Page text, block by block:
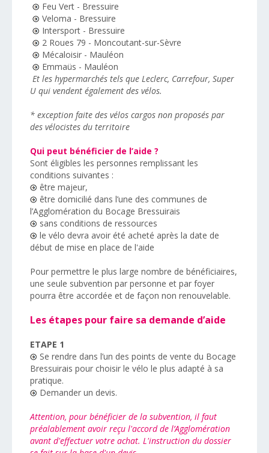
Feu Vert - Bressuire
Veloma - Bressuire
Intersport - Bressuire
2 Roues 79 - Moncoutant-sur-Sèvre
Mécaloisir - Mauléon
Emmaüs - Mauléon
Et les hypermarchés tels que Leclerc, Carrefour, Super
U qui vendent également des vélos.
* exception faite des vélos cargos non proposés par
des vélocistes du territoire
Qui peut bénéficier de l’aide ?
Sont éligibles les personnes remplissant les
conditions suivantes :
être majeur,
être domicilié dans l’une des communes de
l’Agglomération du Bocage Bressuirais
sans conditions de ressources
le vélo devra avoir été acheté après la date de
début de mise en place de l'aide
Pour permettre le plus large nombre de bénéficiaires,
une seule subvention par personne et par foyer
pourra être accordée et de façon non renouvelable.
Les étapes pour faire sa demande d’aide
ETAPE 1
Se rendre dans l’un des points de vente du Bocage
Bressuirais pour choisir le vélo le plus adapté à sa
pratique.
Demander un devis.
Attention, pour bénéficier de la subvention, il faut
préalablement avoir reçu l'accord de l’Agglomération
avant d'effectuer votre achat. L'instruction du dossier